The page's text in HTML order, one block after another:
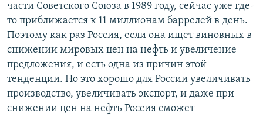
части Советского Союза в 1989 году, сейчас уже где-
то приближается к 11 миллионам баррелей в день.
Поэтому как раз Россия, если она ищет виновных в
снижении мировых цен на нефть и увеличение
предложения, и есть одна из причин этой
тенденции. Но это хорошо для России увеличивать
производство, увеличивать экспорт, и даже при
снижении цен на нефть Россия сможет